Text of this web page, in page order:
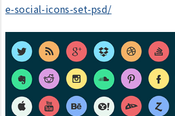
e-social-icons-set-psd/